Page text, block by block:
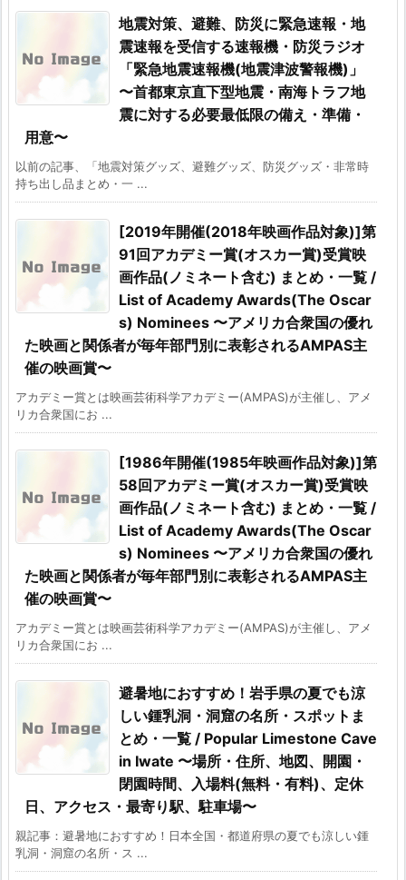
地震対策、避難、防災に緊急速報・地
震速報を受信する速報機・防災ラジオ
「緊急地震速報機(地震津波警報機)」
〜首都東京直下型地震・南海トラフ地
震に対する必要最低限の備え・準備・
用意〜
以前の記事、「地震対策グッズ、避難グッズ、防災グッズ・非常時
持ち出し品まとめ・一 ...
[2019年開催(2018年映画作品対象)]第
91回アカデミー賞(オスカー賞)受賞映
画作品(ノミネート含む) まとめ・一覧 /
List of Academy Awards(The Oscar
s) Nominees 〜アメリカ合衆国の優れ
た映画と関係者が毎年部門別に表彰されるAMPAS主
催の映画賞〜
アカデミー賞とは映画芸術科学アカデミー(AMPAS)が主催し、アメ
リカ合衆国にお ...
[1986年開催(1985年映画作品対象)]第
58回アカデミー賞(オスカー賞)受賞映
画作品(ノミネート含む) まとめ・一覧 /
List of Academy Awards(The Oscar
s) Nominees 〜アメリカ合衆国の優れ
た映画と関係者が毎年部門別に表彰されるAMPAS主
催の映画賞〜
アカデミー賞とは映画芸術科学アカデミー(AMPAS)が主催し、アメ
リカ合衆国にお ...
避暑地におすすめ！岩手県の夏でも涼
しい鍾乳洞・洞窟の名所・スポットま
とめ・一覧 / Popular Limestone Cave
in Iwate 〜場所・住所、地図、開園・
閉園時間、入場料(無料・有料)、定休
日、アクセス・最寄り駅、駐車場〜
親記事：避暑地におすすめ！日本全国・都道府県の夏でも涼しい鍾
乳洞・洞窟の名所・ス ...